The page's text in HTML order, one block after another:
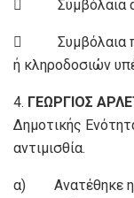
 Συμβόλαια
 Συμβόλαια
ή κληροδοσιών
4. ΓΕΩΡΓΙΟΣ
Δημοτικής
αντιμισθία.
α) Ανατέθηκε η